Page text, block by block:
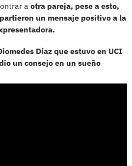
a otra pareja, pese a esto,
un mensaje positivo a la
Díaz que estuvo en UCI
un consejo en un sueño